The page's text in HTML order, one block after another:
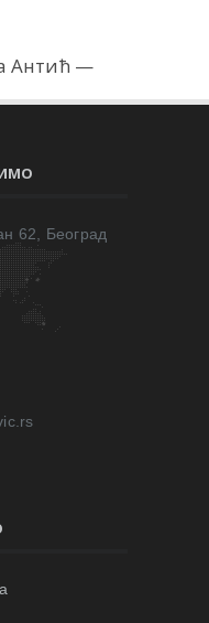
Антић
62, Београд